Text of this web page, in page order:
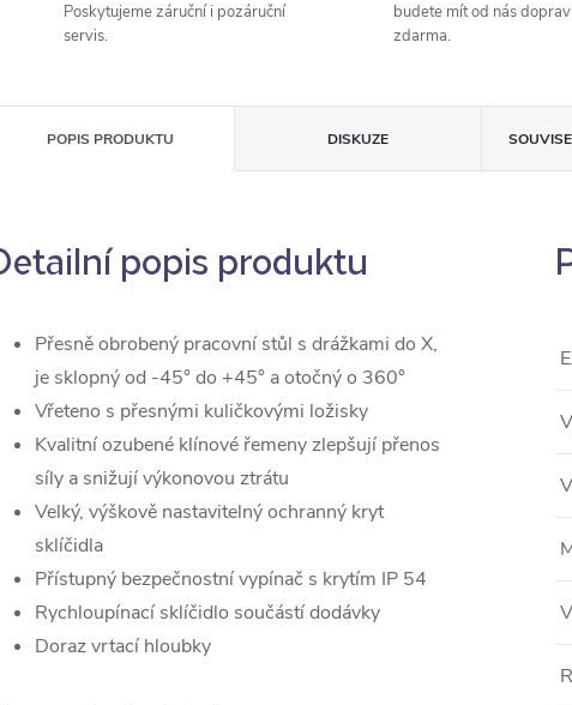
Poskytujeme záruční i pozáruční
servis.
budete mít od nás
zdarma.
POPIS PRODUKTU DISKUZE
popis produktu
Přesně obrobený pracovní stůl s drážkami do X,
je sklopný od -45° do +45° a otočný o 360°
Vřeteno s přesnými kuličkovými ložisky
Kvalitní ozubené klínové řemeny zlepšují přenos
síly a snižují výkonovou ztrátu
Velký, výškově nastavitelný ochranný kryt
sklíčidla
Přístupný bezpečnostní vypínač s krytím IP 54
Rychloupínací sklíčidlo součástí dodávky
Doraz vrtací hloubky